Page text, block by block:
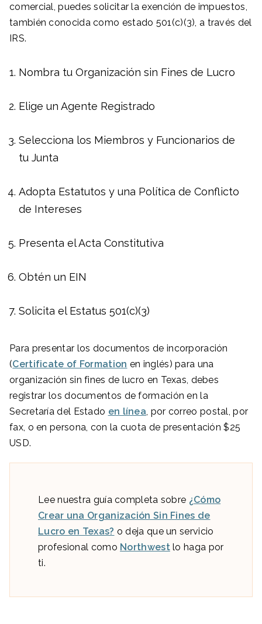
comercial, puedes solicitar la exención de impuestos,
también conocida como estado 501(c)(3), a través del
IRS.
Nombra tu Organización sin Fines de Lucro
Elige un Agente Registrado
Selecciona los Miembros y Funcionarios de
tu Junta
Adopta Estatutos y una Política de Conflicto
de Intereses
Presenta el Acta Constitutiva
Obtén un EIN
Solicita el Estatus 501(c)(3)
Para presentar los documentos de incorporación
(Certificate of Formation en inglés) para una
organización sin fines de lucro en Texas, debes
registrar los documentos de formación en la
Secretaría del Estado en línea , por correo postal, por
fax, o en persona, con la cuota de presentación $25
USD.
Lee nuestra guía completa sobre ¿Cómo
Crear una Organización Sin Fines de
Lucro en Texas? o deja que un servicio
profesional como Northwestlo haga por
ti.